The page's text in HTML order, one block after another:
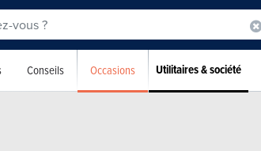
Conseils Occasions Utilitaires & société